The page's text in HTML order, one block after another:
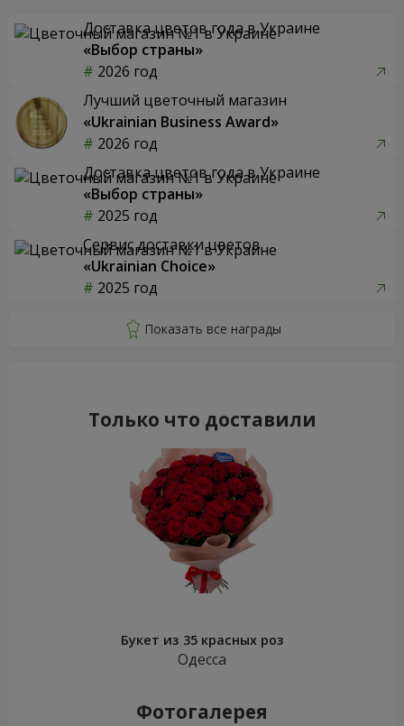
Доставка цветов года в Украине
«Выбор страны»
2026 год
Лучший цветочный магазин
«Ukrainian Business Award»
2026 год
Доставка цветов года в Украине
«Выбор страны»
2025 год
Сервис доставки цветов
«Ukrainian Choice»
2025 год
Только что доставили
Букет из 35 красных роз
Одесса
Фотогалерея